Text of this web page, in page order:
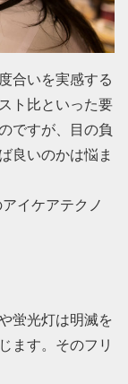
合いを実感する
ト比といった要
ですが、目の負
良いのかは悩ま
イケアテクノ
蛍光灯は明滅を
ます。そのフリ